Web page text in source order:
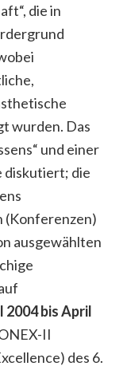
die in
wurden. Das
und einer
diskutiert; die
(Konferenzen)
ausgewählten
2004 bis April
II
des 6.